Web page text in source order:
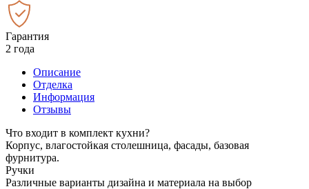
Гарантия
2 года
Описание
Отделка
Информация
Отзывы
Что входит в комплект кухни?
Корпус, влагостойкая столешница, фасады, базовая
фурнитура.
Ручки
Различные варианты дизайна и материала на выбор